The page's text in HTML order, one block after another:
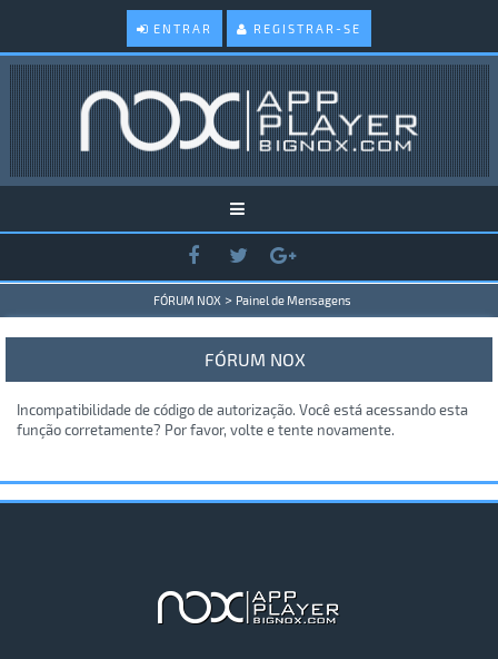
ENTRAR REGISTRAR-SE
FÓRUM NOX > Painel de Mensagens
FÓRUM NOX
Incompatibilidade de código de autorização. Você está acessando esta
função corretamente? Por favor, volte e tente novamente.